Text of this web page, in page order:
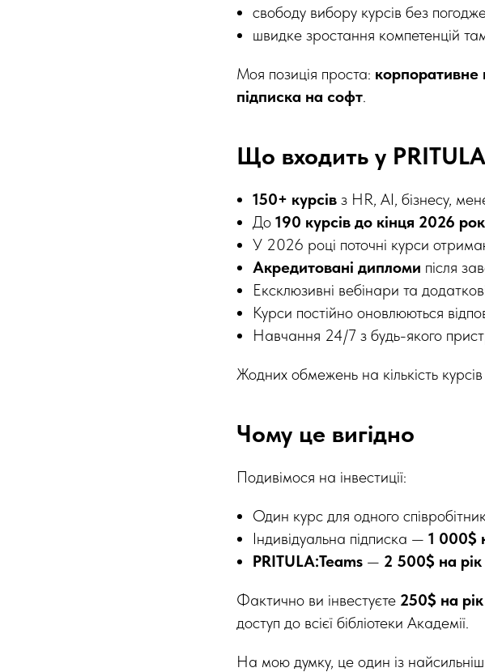
свободу вибору курсів без
швидке зростання компетенцій
Моя позиція проста: корпоративне
підписка на софт.
Що входить у
150+ курсів з HR, AI, бізнесу,
До 190 курсів до кінця 2026
У 2026 році поточні курси
Акредитовані дипломи після
Ексклюзивні вебінари та
Курси постійно оновлюються
Навчання 24/7 з будь-якого
Жодних обмежень на кількість
Чому це вигідно
Подивімося на інвестиції:
Один курс для одного
Індивідуальна підписка — 1 000$
PRITULA:Teams — 2 500$ на
Фактично ви інвестуєте 250$ на
доступ до всієї бібліотеки Академії.
На мою думку, це один із